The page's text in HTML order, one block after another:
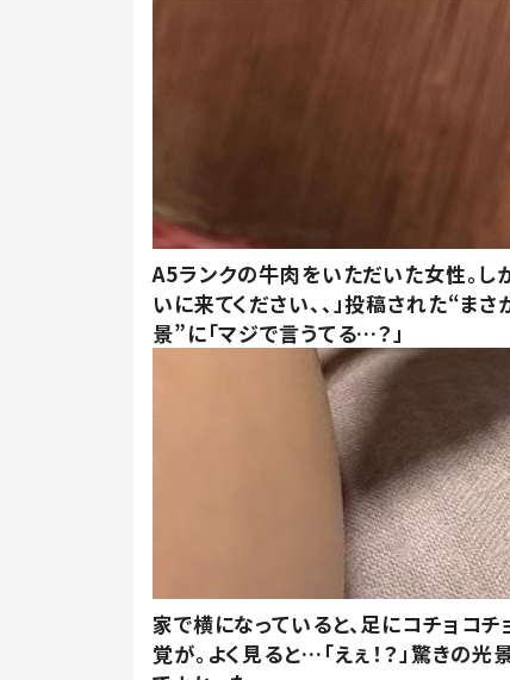
A5ランクの牛肉をいただいた女性。し
いに来てください、、」投稿された“ま
景”に「マジで言うてる…？」
家で横になっていると、足にコチョコチ
覚が。よく見ると…「えぇ！？」驚きの光